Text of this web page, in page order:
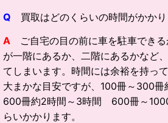
Q 買取はどのくらいの時間がかかり
A ご自宅の目の前に車を駐車でき
が一階にあるか、二階にあるかなど
てしまいます。時間には余裕を持っ
大まかな目安ですが、100冊～300
600冊約2時間～3時間 600冊～
らいかかります。